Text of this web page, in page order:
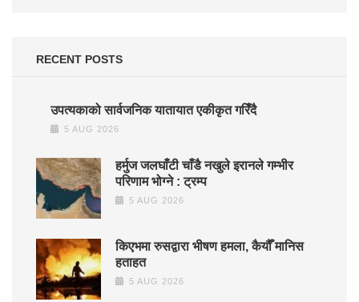
RECENT POSTS
उपत्यकाको सार्वजनिक यातायात एकीकृत गरिँदै
5 AUG 2026
हर्मुज जलघाँटी चाँडै नखुले इरानले गम्भीर
परिणाम भोग्ने : ट्रम्प
5 AUG 2026
किएभमा रुसद्वारा भीषण हमला, कैयौँ मानिस
हताहत
5 AUG 2026